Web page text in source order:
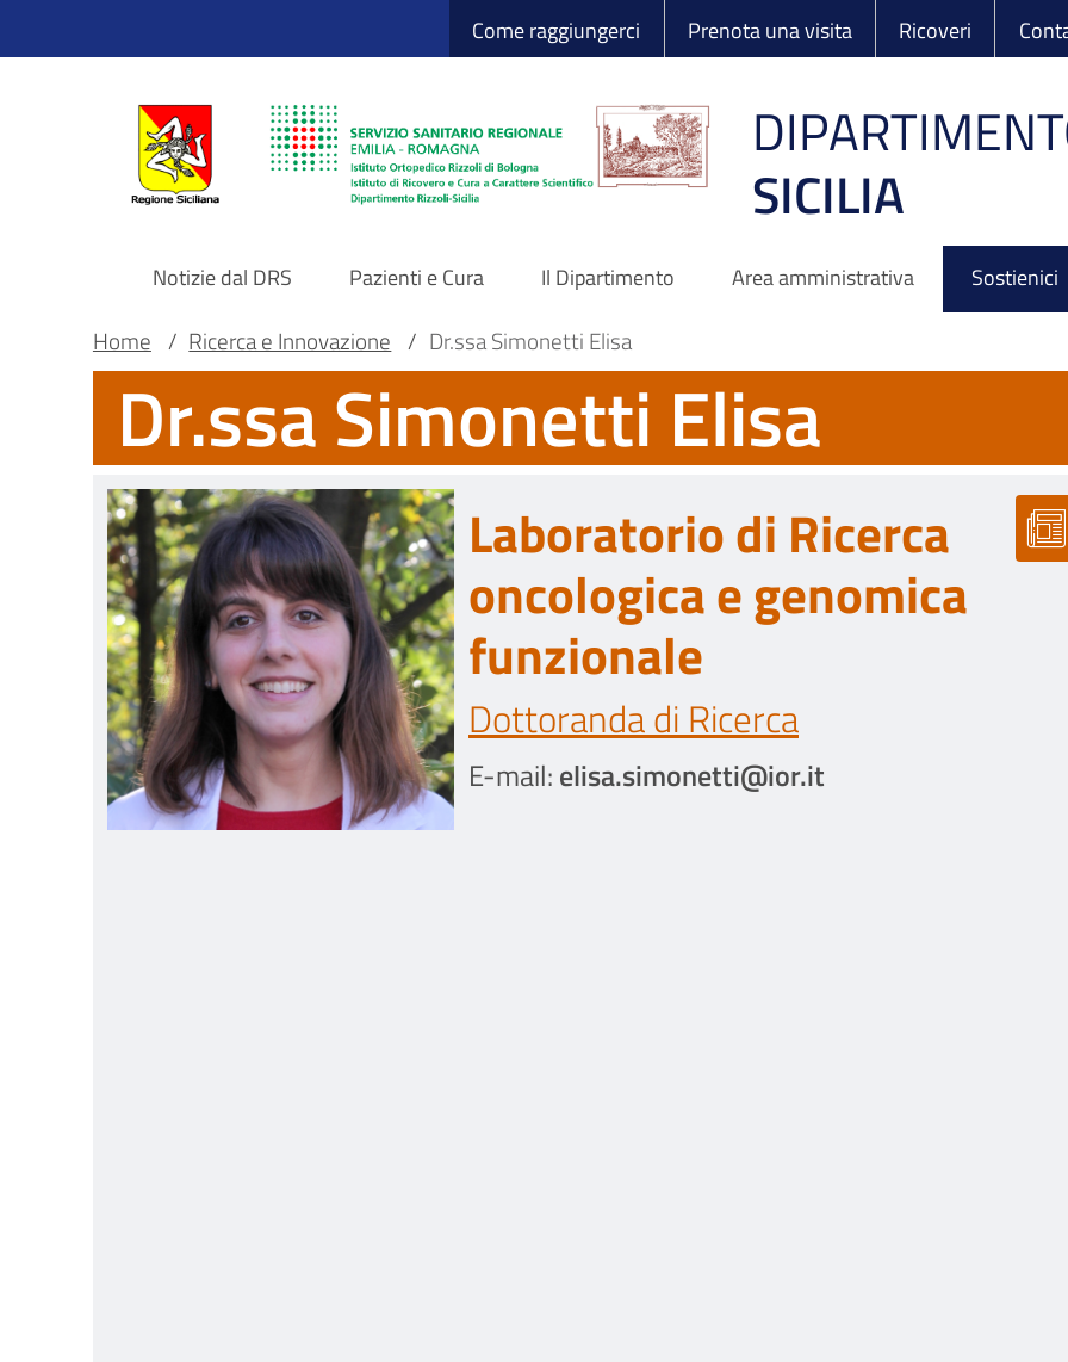
al
Sito Web Istituto Ortopedico
Come raggiungerci Prenota una visita Ricoveri
SICILIA
Navigazione
principale
DRS
Notizie dal DRS Pazienti e Cura Il Dipartimento Area amministrativa Sostienici
Main container
Briciole
pane
Home / Ricerca e Innovazione / Dr.ssa Simonetti Elisa
Dr.ssa Simonetti Elisa
Laboratorio di Ricerca
oncologica e genomica
funzionale
Dottoranda di Ricerca
E-mail:elisa.simonetti@ior.it